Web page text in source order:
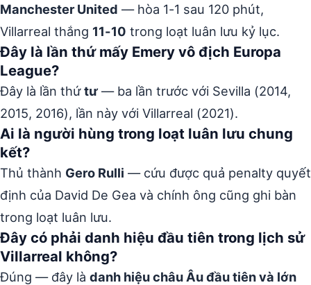
Manchester United — hòa 1-1 sau 120 phút,
Villarreal thắng 11-10 trong loạt luân lưu kỷ lục.
Đây là lần thứ mấy Emery vô địch Europa
League?
Đây là lần thứtư — ba lần trước với Sevilla (2014,
2015, 2016), lần này với Villarreal (2021).
Ai là người hùng trong loạt luân lưu chung
kết?
Thủ thành Gero Rulli — cứu được quả penalty quyết
định của David De Gea và chính ông cũng ghi bàn
trong loạt luân lưu.
Đây có phải danh hiệu đầu tiên trong lịch sử
Villarreal không?
Đúng — đây là danh hiệu châu Âu đầu tiên và lớn